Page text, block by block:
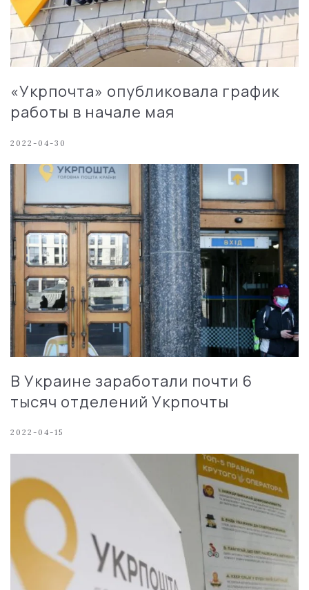
«Укрпочта» опубликовала график
работы в начале мая
2022-04-30
В Украине заработали почти 6
тысяч отделений Укрпочты
2022-04-15